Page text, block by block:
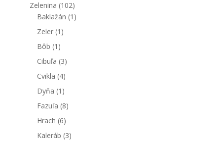
Zelenina (102)
Baklažán (1)
Zeler (1)
Bôb (1)
Cibuľa (3)
Cvikla (4)
Dyňa (1)
Fazuľa (8)
Hrach (6)
Kaleráb (3)